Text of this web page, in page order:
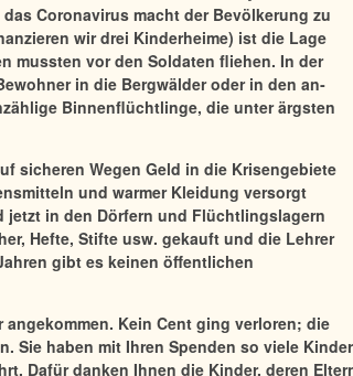
Coronavirus macht der Bevölkerung zu
wir drei Kinderheime) ist die Lage
mussten vor den Soldaten fliehen. In der
in die Bergwälder oder in den an­
Binnenflüchtlinge, die unter ärgsten
sicheren Wegen Geld in die Krisengebiete
und warmer Kleidung versorgt
in den Dörfern und Flüchtlingslagern
Hefte, Stifte usw. gekauft und die Lehrer
gibt es keinen öffentlichen
Kein Cent ging verloren; die
Sie haben mit Ihren Spenden so viele Kinder
Dafür danken Ihnen die Kinder, deren